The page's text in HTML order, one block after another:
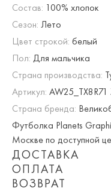
Состав: 100% хлопок
Сезон: Лето
Цвет строкой: белый
Пол: Для мальчика
Страна производства:
Артикул:
Страна бренда:
Футболка Planets
Москве по доступной
ДОСТАВКА
Опция частичная
ОПЛАТА
ВОЗВРАТ